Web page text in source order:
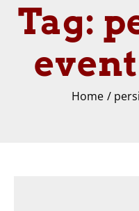
Tag:
Home